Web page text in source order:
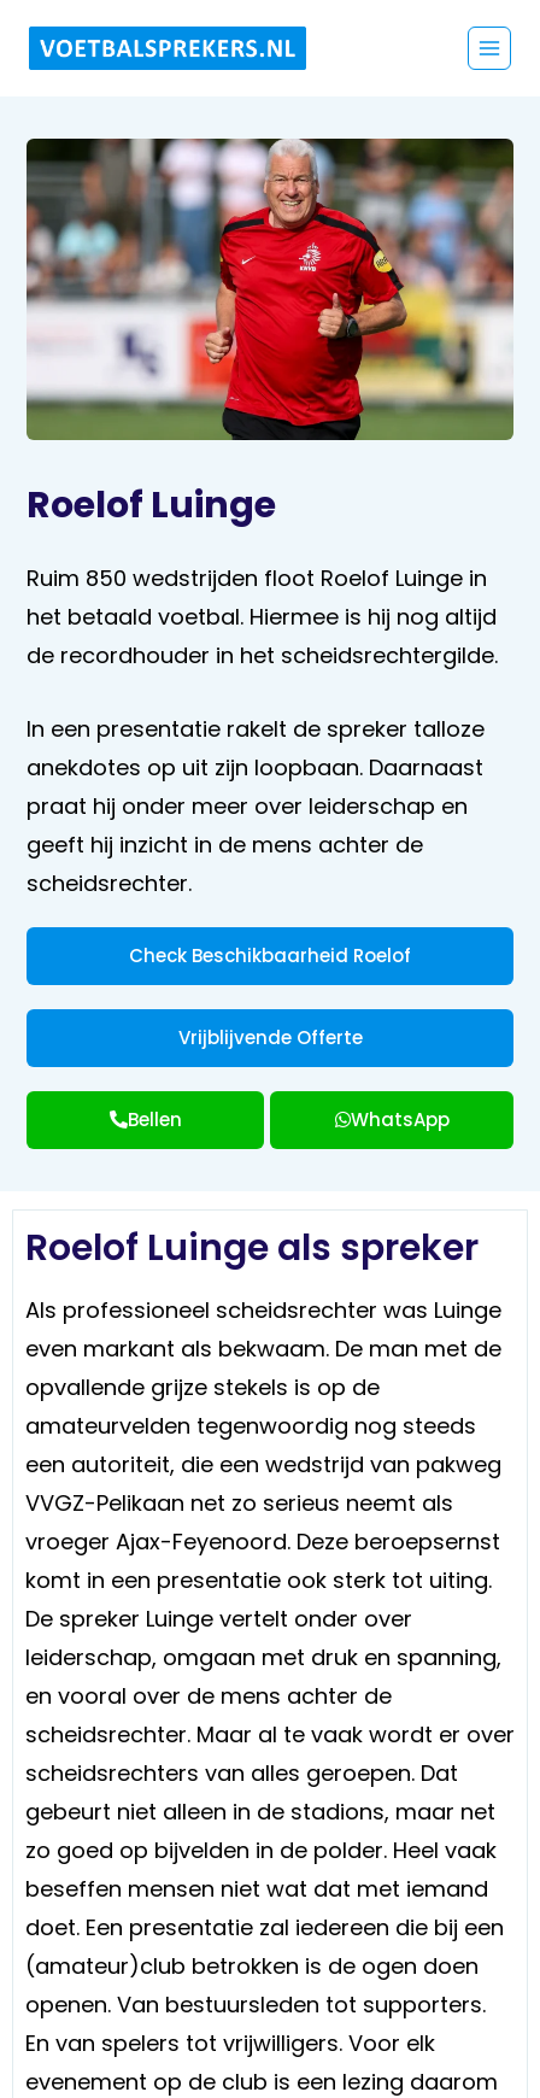
Roelof Luinge
Ruim 850 wedstrijden floot Roelof Luinge in
het betaald voetbal. Hiermee is hij nog altijd
de recordhouder in het scheidsrechtergilde.
In een presentatie rakelt de spreker talloze
anekdotes op uit zijn loopbaan. Daarnaast
praat hij onder meer over leiderschap en
geeft hij inzicht in de mens achter de
scheidsrechter.
Check Beschikbaarheid Roelof
Vrijblijvende Offerte
Bellen WhatsApp
Roelof Luinge als spreker
Als professioneel scheidsrechter was Luinge
even markant als bekwaam. De man met de
opvallende grijze stekels is op de
amateurvelden tegenwoordig nog steeds
een autoriteit, die een wedstrijd van pakweg
VVGZ-Pelikaan net zo serieus neemt als
vroeger Ajax-Feyenoord. Deze beroepsernst
komt in een presentatie ook sterk tot uiting.
De spreker Luinge vertelt onder over
leiderschap, omgaan met druk en spanning,
en vooral over de mens achter de
scheidsrechter. Maar al te vaak wordt er over
scheidsrechters van alles geroepen. Dat
gebeurt niet alleen in de stadions, maar net
zo goed op bijvelden in de polder. Heel vaak
beseffen mensen niet wat dat met iemand
doet. Een presentatie zal iedereen die bij een
(amateur)club betrokken is de ogen doen
openen. Van bestuursleden tot supporters.
En van spelers tot vrijwilligers. Voor elk
evenement op de club is een lezing daarom